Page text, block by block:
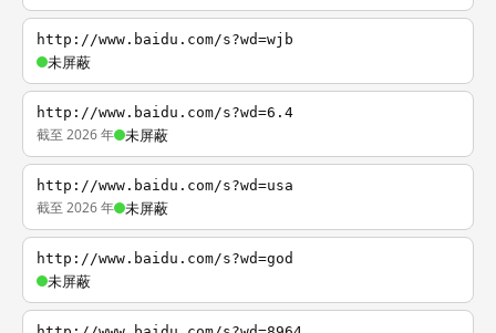
http://www.baidu.com/s?wd=wjb
未屏蔽
http://www.baidu.com/s?wd=6.4
截至 2026 年 未屏蔽
http://www.baidu.com/s?wd=usa
截至 2026 年 未屏蔽
http://www.baidu.com/s?wd=god
未屏蔽